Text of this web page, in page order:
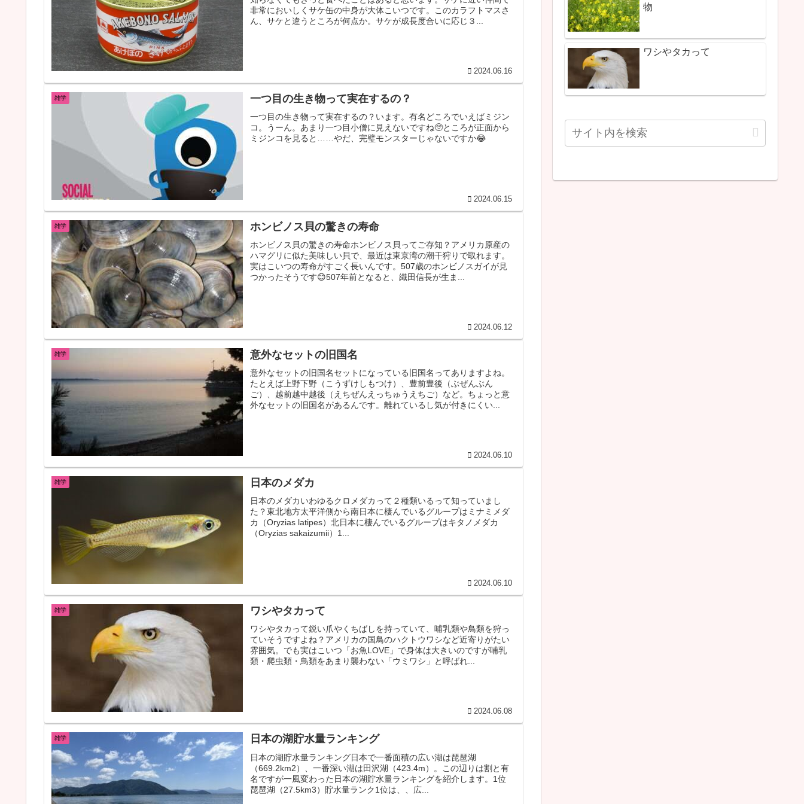
非常においしくサケ缶の中身が大体こいつです。このカラフトマスさ
ん、サケと違うところが何点か。サケが成長度合いに応じ３...
2024.06.16
雑学 一つ目の生き物って実在するの？
一つ目の生き物って実在するの？います。有名どころでいえばミジン
コ。うーん。あまり一つ目小僧に見えないですね🥺ところが正面から
ミジンコを見ると……やだ、完璧モンスターじゃないですか😂
2024.06.15
雑学 ホンビノス貝の驚きの寿命
ホンビノス貝の驚きの寿命ホンビノス貝ってご存知？アメリカ原産の
ハマグリに似た美味しい貝で、最近は東京湾の潮干狩りで取れます。
実はこいつの寿命がすごく長いんです。507歳のホンビノスガイが見
つかったそうです😊507年前となると、織田信長が生ま...
2024.06.12
雑学 意外なセットの旧国名
意外なセットの旧国名セットになっている旧国名ってありますよね。
たとえば上野下野（こうずけしもつけ）、豊前豊後（ぶぜんぶん
ご）、越前越中越後（えちぜんえっちゅうえちご）など。ちょっと意
外なセットの旧国名があるんです。離れているし気が付きにくい...
2024.06.10
雑学 日本のメダカ
日本のメダカいわゆるクロメダカって２種類いるって知っていまし
た？東北地方太平洋側から南日本に棲んでいるグループはミナミメダ
カ（Oryzias latipes）北日本に棲んでいるグループはキタノメダカ
（Oryzias sakaizumii）1...
2024.06.10
雑学 ワシやタカって
ワシやタカって鋭い爪やくちばしを持っていて、哺乳類や鳥類を狩っ
ていそうですよね？アメリカの国鳥のハクトウワシなど近寄りがたい
雰囲気。でも実はこいつ「お魚LOVE」で身体は大きいのですが哺乳
類・爬虫類・鳥類をあまり襲わない「ウミワシ」と呼ばれ...
2024.06.08
雑学 日本の湖貯水量ランキング
日本の湖貯水量ランキング日本で一番面積の広い湖は琵琶湖
（669.2km2）、一番深い湖は田沢湖（423.4m）。この辺りは割と有
名ですが一風変わった日本の湖貯水量ランキングを紹介します。1位
琵琶湖（27.5km3）貯水量ランク1位は、、広...
物
ワシやタカって